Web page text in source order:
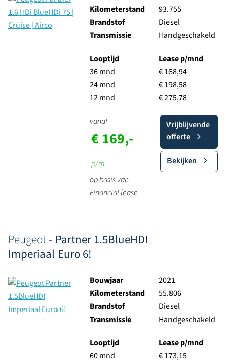
Kilometerstand
93.755
Brandstof
Diesel
Transmissie
Handgeschakeld
Looptijd
36 mnd
24 mnd
12 mnd
Lease p/mnd
€ 168,94
€ 198,58
€ 275,78
vanaf
€ 169,-
p/m
op basis van
Financial lease
Vrijblijvende
offerte
Bekijken
Peugeot - Partner 1.5BlueHDI
Imperiaal Euro 6!
Bouwjaar
2021
Kilometerstand
55.806
Brandstof
Diesel
Transmissie
Handgeschakeld
Looptijd
60 mnd
Lease p/mnd
€ 173,15